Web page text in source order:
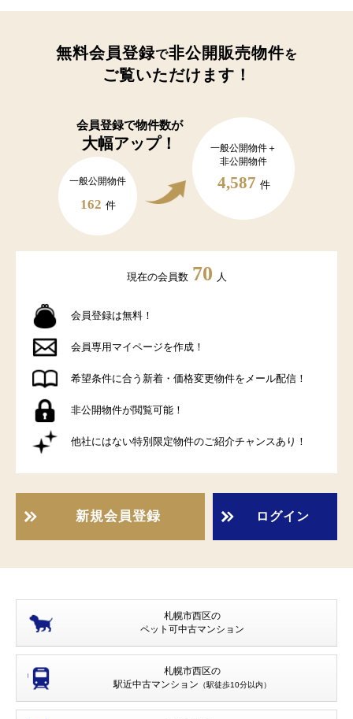
無料会員登録で非公開販売物件を
ご覧いただけます！
会員登録で物件数が
大幅アップ！
一般公開物件
162 件
一般公開物件＋
非公開物件
4,587 件
現在の会員数 70 人
会員登録は無料！
会員専用マイページを作成！
希望条件に合う新着・価格変更物件をメール配信！
非公開物件が閲覧可能！
他社にはない特別限定物件のご紹介チャンスあり！
新規会員登録 ログイン
札幌市西区の
ペット可中古マンション
札幌市西区の
駅近中古マンション （駅徒歩10分以内）